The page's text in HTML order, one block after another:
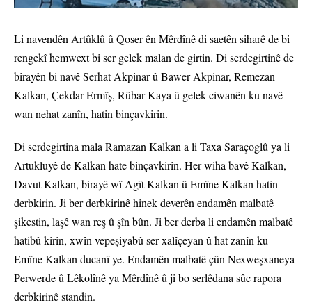
Li navendên Artûklû û Qoser ên Mêrdînê di saetên siharê de bi
rengekî hemwext bi ser gelek malan de girtin. Di serdegirtinê de
birayên bi navê Serhat Akpinar û Bawer Akpinar, Remezan
Kalkan, Çekdar Ermîş, Rûbar Kaya û gelek ciwanên ku navê
wan nehat zanîn, hatin binçavkirin.
Di serdegirtina mala Ramazan Kalkan a li Taxa Saraçoglû ya li
Artukluyê de Kalkan hate binçavkirin. Her wiha bavê Kalkan,
Davut Kalkan, birayê wî Agît Kalkan û Emîne Kalkan hatin
derbkirin. Ji ber derbkirinê hinek deverên endamên malbatê
şikestin, laşê wan reş û şîn bûn. Ji ber derba li endamên malbatê
hatibû kirin, xwîn vepeşiyabû ser xalîçeyan û hat zanîn ku
Emîne Kalkan ducanî ye. Endamên malbatê çûn Nexweşxaneya
Perwerde û Lêkolînê ya Mêrdînê û ji bo serlêdana sûc rapora
derbkirinê standin.